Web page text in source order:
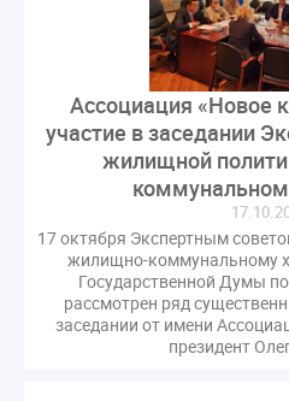
Ассоциация «Новое
участие в заседании
жилищной
17 октября Экспертным
жилищно-коммунальному
Государственной Думы
рассмотрен ряд
заседании от имени
президент